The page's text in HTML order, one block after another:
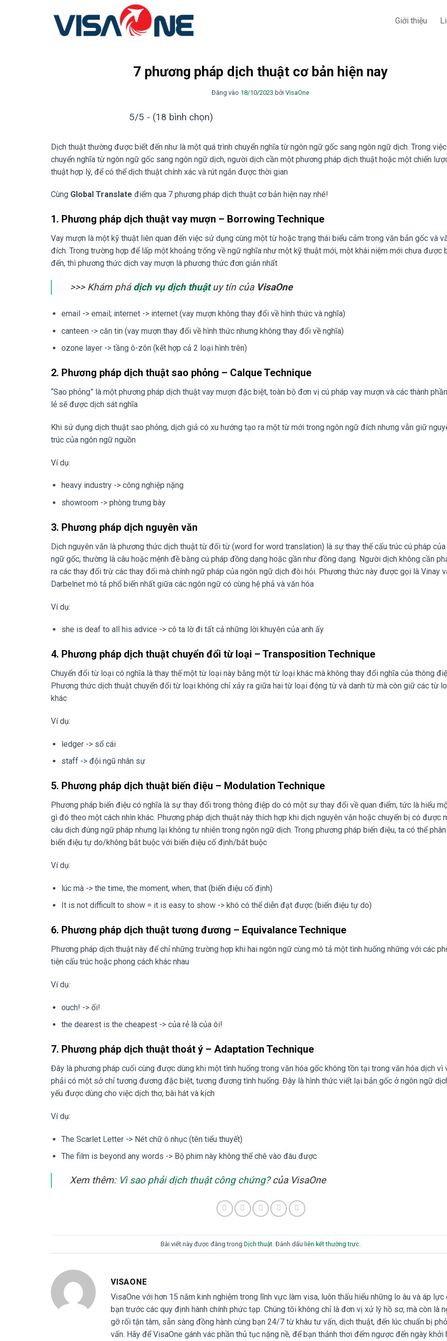
Giới thiệu
7 phương pháp dịch thuật cơ bản hiện nay
Đăng vào 18/10/2023 bởi VisaOne
5/5 - (18 bình chọn)
Dịch thuật thường được biết đến như là một quá trình chuyển nghĩa từ ngôn ngữ gốc sang ngôn ngữ dịch. Trong việc
chuyển nghĩa từ ngôn ngữ gốc sang ngôn ngữ dịch, người dịch cần một phương pháp dịch thuật hoặc một chiến
thuật hợp lý, để có thể dịch thuật chính xác và rút ngắn được thời gian
Cùng Global Translate điểm qua 7 phương pháp dịch thuật cơ bản hiện nay nhé!
1. Phương pháp dịch thuật vay mượn – Borrowing Technique
Vay mượn là một kỹ thuật liên quan đến việc sử dụng cùng một từ hoặc trạng thái biểu cảm trong văn bản gốc và
đích. Trong trường hợp để lấp một khoảng trống về ngữ nghĩa như một kỹ thuật mới, một khái niệm mới chưa được
đến, thì phương thức dịch vay mượn là phương thức đơn giản nhất
>>> Khám phádịch vụ dịch thuậtuy tín của VisaOne
email -> email; internet -> internet (vay mượn không thay đổi về hình thức và nghĩa)
canteen -> căn tin (vay mượn thay đổi về hình thức nhưng không thay đổi về nghĩa)
ozone layer -> tầng ô-zôn (kết hợp cả 2 loại hình trên)
2. Phương pháp dịch thuật sao phỏng – Calque Technique
“Sao phỏng” là một phương pháp dịch thuật vay mượn đặc biệt, toàn bộ đơn vị cú pháp vay mượn và các thành
lẻ sẽ được dịch sát nghĩa
Khi sử dụng dịch thuật sao phỏng, dịch giả có xu hướng tạo ra một từ mới trong ngôn ngữ đích nhưng vẫn giữ
trúc của ngôn ngữ nguồn
Ví dụ:
heavy industry -> công nghiệp nặng
showroom -> phòng trưng bày
3. Phương pháp dịch nguyên văn
Dịch nguyên văn là phương thức dịch thuật từ đối từ (word for word translation) là sự thay thế cấu trúc cú pháp của
ngữ gốc, thường là câu hoặc mệnh đề bằng cú pháp đồng dạng hoặc gần như đồng dạng. Người dịch không cần
ra các thay đổi trừ các thay đổi mà chính ngữ pháp của ngôn ngữ dịch đòi hỏi. Phương thức này được gọi là Vinay
Darbelnet mô tả phổ biến nhất giữa các ngôn ngữ có cùng hệ phả và văn hóa
Ví dụ:
she is deaf to all his advice -> cô ta lờ đi tất cả những lời khuyên của anh ấy
4. Phương pháp dịch thuật chuyển đổi từ loại – Transposition Technique
Chuyển đổi từ loại có nghĩa là thay thế một từ loại này bằng một từ loại khác mà không thay đổi nghĩa của thông
Phương thức dịch thuật chuyển đổi từ loại không chỉ xảy ra giữa hai từ loại động từ và danh từ mà còn giữ các từ
khác
Ví dụ:
ledger -> sổ cái
staff -> đội ngũ nhân sự
5. Phương pháp dịch thuật biến điệu – Modulation Technique
Phương pháp biến điệu có nghĩa là sự thay đổi trong thông điệp do có một sự thay đổi về quan điểm, tức là hiểu
gì đó theo một cách nhìn khác. Phương pháp dịch thuật này thích hợp khi dịch nguyên văn hoặc chuyển bị có được
câu dịch đúng ngữ pháp nhưng lại không tự nhiên trong ngôn ngữ dịch. Trong phương pháp biến điệu, ta có thể
biến điệu tự do/không bắt buộc với biến điệu cố định/bắt buộc
Ví dụ:
lúc mà -> the time, the moment, when, that (biến điệu cố định)
It is not difficult to show = it is easy to show -> khó có thể diễn đạt được (biến điệu tự do)
6. Phương pháp dịch thuật tương đương – Equivalance Technique
Phương pháp dịch thuật này để chỉ những trường hợp khi hai ngôn ngữ cùng mô tả một tình huống những với các
tiện cấu trúc hoặc phong cách khác nhau
Ví dụ:
ouch! -> ối!
the dearest is the cheapest -> của rẻ là của ôi!
7. Phương pháp dịch thuật thoát ý – Adaptation Technique
Đây là phương pháp cuối cùng được dùng khi một tình huống trong văn hóa gốc không tồn tại trong văn hóa dịch vì
phải có một sở chỉ tương đương đặc biệt, tương đương tình huống. Đây là hình thức viết lại bản gốc ở ngôn ngữ
yếu được dùng cho việc dịch thơ, bài hát và kịch
Ví dụ:
The Scarlet Letter -> Nét chữ ô nhục (tên tiểu thuyết)
The film is beyond any words -> Bộ phim này không thể chê vào đâu được
Xem thêm: Vì sao phải dịch thuật công chứng?của VisaOne
Bài viết này được đăng trong Dịch thuật. Đánh dấu liên kết thường trực.
VISAONE
VisaOne với hơn 15 năm kinh nghiệm trong lĩnh vực làm visa, luôn thấu hiểu những lo âu và áp lực
bạn trước các quy định hành chính phức tạp. Chúng tôi không chỉ là đơn vị xử lý hồ sơ, mà còn là
gỡ rối tận tâm, sẵn sàng đồng hành cùng bạn 24/7 từ khâu tư vấn, dịch thuật, đến lúc chuẩn bị
vấn. Hãy để VisaOne gánh vác phần thủ tục nặng nề, để bạn thảnh thơi đếm ngược đến ngày khởi